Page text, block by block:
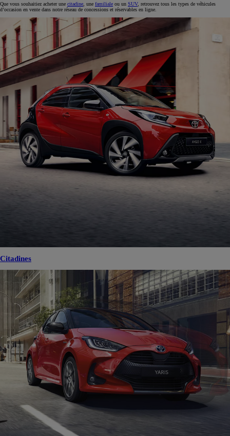
Que vous souhaitiez acheter une citadine , une familiale ou un SUV, retrouvez tous les types de véhicules
d’occasion en vente dans notre réseau de concessions et réservables en ligne.
Citadines